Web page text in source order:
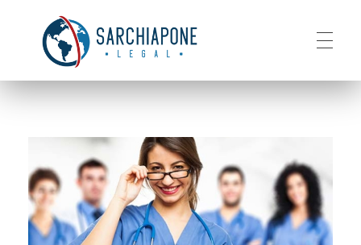
ABOUT
SERVICES